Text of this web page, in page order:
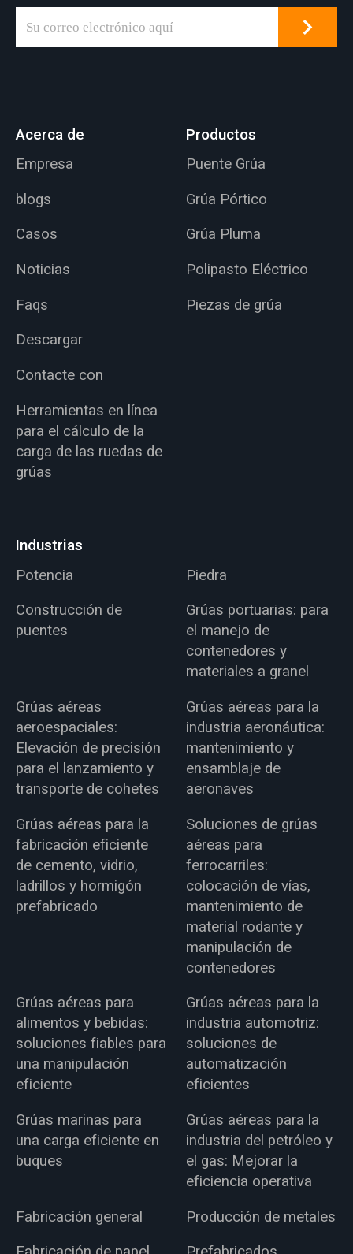
Acerca de
Empresa
blogs
Casos
Noticias
Faqs
Descargar
Contacte con
Herramientas en línea
para el cálculo de la
carga de las ruedas de
grúas
Productos
Puente Grúa
Grúa Pórtico
Grúa Pluma
Polipasto Eléctrico
Piezas de grúa
Industrias
Potencia
Piedra
Construcción de
puentes
Grúas portuarias: para
el manejo de
contenedores y
materiales a granel
Grúas aéreas
aeroespaciales:
Elevación de precisión
para el lanzamiento y
transporte de cohetes
Grúas aéreas para la
industria aeronáutica:
mantenimiento y
ensamblaje de
aeronaves
Grúas aéreas para la
fabricación eficiente
de cemento, vidrio,
ladrillos y hormigón
prefabricado
Soluciones de grúas
aéreas para
ferrocarriles:
colocación de vías,
mantenimiento de
material rodante y
manipulación de
contenedores
Grúas aéreas para
alimentos y bebidas:
soluciones fiables para
una manipulación
eficiente
Grúas aéreas para la
industria automotriz:
soluciones de
automatización
eficientes
Grúas marinas para
una carga eficiente en
buques
Grúas aéreas para la
industria del petróleo y
el gas: Mejorar la
eficiencia operativa
Fabricación general
Producción de metales